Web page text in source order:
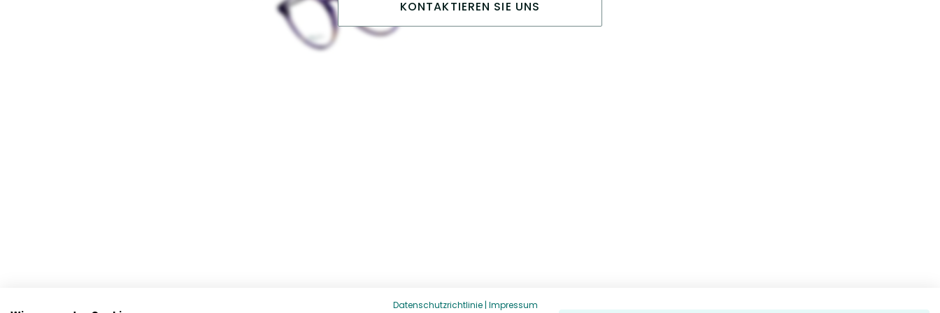
KONTAKTIEREN SIE UNS
Datenschutzrichtlinie | Impressum